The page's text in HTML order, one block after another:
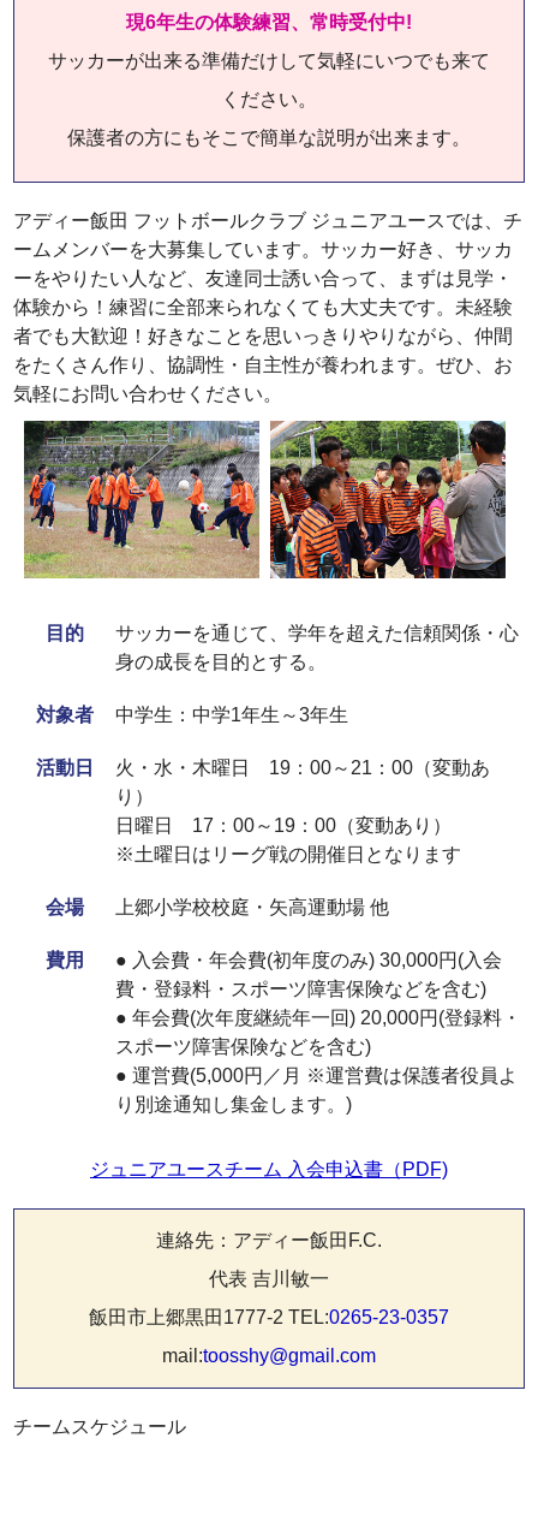
現6年生の体験練習、常時受付中!
サッカーが出来る準備だけして気軽にいつでも来て
ください。
保護者の方にもそこで簡単な説明が出来ます。
アディー飯田 フットボールクラブ ジュニアユースでは、チ
ームメンバーを大募集しています。サッカー好き、サッカ
ーをやりたい人など、友達同士誘い合って、まずは見学・
体験から！練習に全部来られなくても大丈夫です。未経験
者でも大歓迎！好きなことを思いっきりやりながら、仲間
をたくさん作り、協調性・自主性が養われます。ぜひ、お
気軽にお問い合わせください。
目的
サッカーを通じて、学年を超えた信頼関係・心
身の成長を目的とする。
対象者 中学生：中学1年生～3年生
活動日
火・水・木曜日 19：00～21：00（変動あ
り）
日曜日 17：00～19：00（変動あり）
※土曜日はリーグ戦の開催日となります
会場 上郷小学校校庭・矢高運動場 他
費用
● 入会費・年会費(初年度のみ) 30,000円(入会
費・登録料・スポーツ障害保険などを含む)
● 年会費(次年度継続年一回) 20,000円(登録料・
スポーツ障害保険などを含む)
● 運営費(5,000円／月 ※運営費は保護者役員よ
り別途通知し集金します。)
ジュニアユースチーム 入会申込書（PDF)
連絡先：アディー飯田F.C.
代表 吉川敏一
飯田市上郷黒田1777-2 TEL:0265-23-0357
mail:toosshy@gmail.com
チームスケジュール